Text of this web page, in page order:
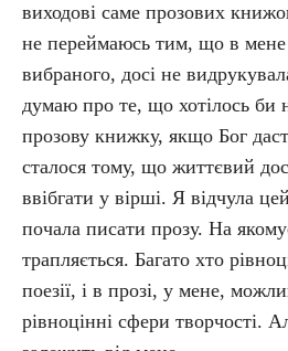
виходові саме прозових
не переймаюсь тим, що в
вибраного, досі не
думаю про те, що хотілось би
прозову книжку, якщо Бог
сталося тому, що життєвий
ввібгати у вірші. Я відчула
почала писати прозу. На
трапляється. Багато хто
поезії, і в прозі, у мене,
рівноцінні сфери творчості.